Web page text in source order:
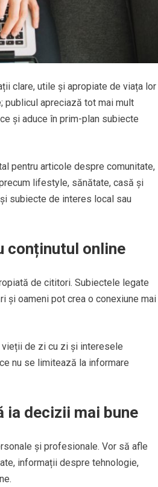
clare, utile și apropiate de viața lor
publicul apreciază tot mai mult
și aduce în prim-plan subiecte
pentru articole despre comunitate,
lifestyle, sănătate, casă și
subiecte de interes local sau
conținutul online
de cititori. Subiectele legate
și oameni pot crea o conexiune mai
de zi cu zi și interesele
nu se limitează la informare
decizii mai bune
și profesionale. Vor să afle
informații despre tehnologie,